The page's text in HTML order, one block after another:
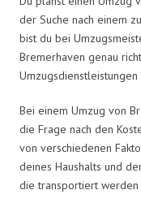
der Suche nach einem
bist du bei
Bremerhaven genau
Bei einem Umzug von
die Frage nach den
von verschiedenen
deines Haushalts und
die transportiert werden